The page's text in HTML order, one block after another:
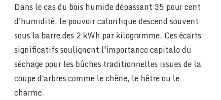
Dans le cas du bois humide dépassant 35 pour cent
d'humidité, le pouvoir calorifique descend souvent
sous la barre des 2 kWh par kilogramme. Ces écarts
significatifs soulignent l'importance capitale du
séchage pour les bûches traditionnelles issues de la
coupe d'arbres comme le chêne, le hêtre ou le
charme.